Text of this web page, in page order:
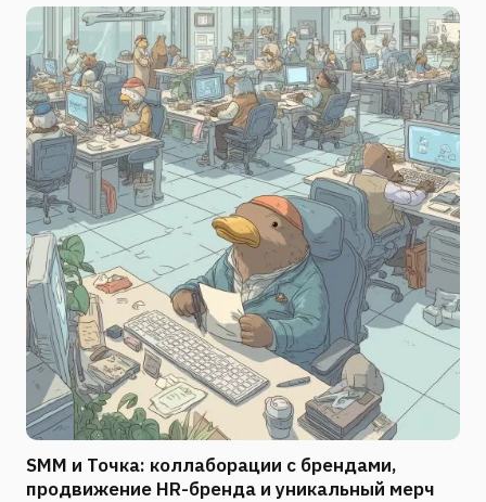
SMM и Точка: коллаборации с брендами,
продвижение HR-бренда и уникальный мерч